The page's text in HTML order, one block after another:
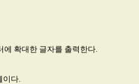
확대한 글자를 출력한다.
이다.